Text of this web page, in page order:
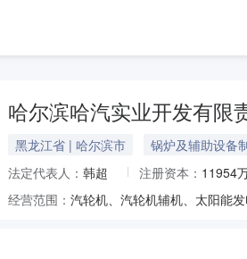
哈尔滨哈汽实业开发有限
黑龙江省 | 哈尔滨市 锅炉及辅助设备
法定代表人： 韩超 注册资本： 11954
经营范围：